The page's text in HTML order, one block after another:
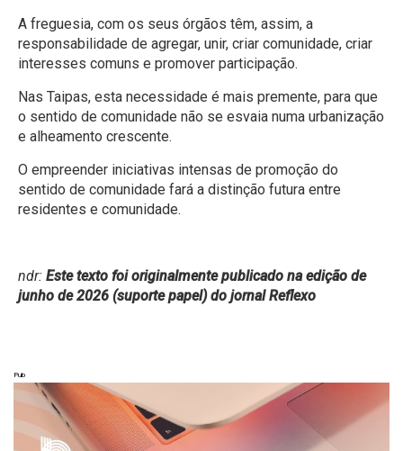
A freguesia, com os seus órgãos têm, assim, a
responsabilidade de agregar, unir, criar comunidade, criar
interesses comuns e promover participação.
Nas Taipas, esta necessidade é mais premente, para que
o sentido de comunidade não se esvaia numa urbanização
e alheamento crescente.
O empreender iniciativas intensas de promoção do
sentido de comunidade fará a distinção futura entre
residentes e comunidade.
ndr: Este texto foi originalmente publicado na edição de
junho de 2026 (suporte papel) do jornal Reflexo
Pub